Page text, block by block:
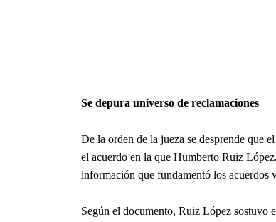
Se depura universo de reclamaciones
De la orden de la jueza se desprende que
el acuerdo en la que Humberto Ruiz
información que fundamentó los acuerdos
Según el documento, Ruiz López sostuvo